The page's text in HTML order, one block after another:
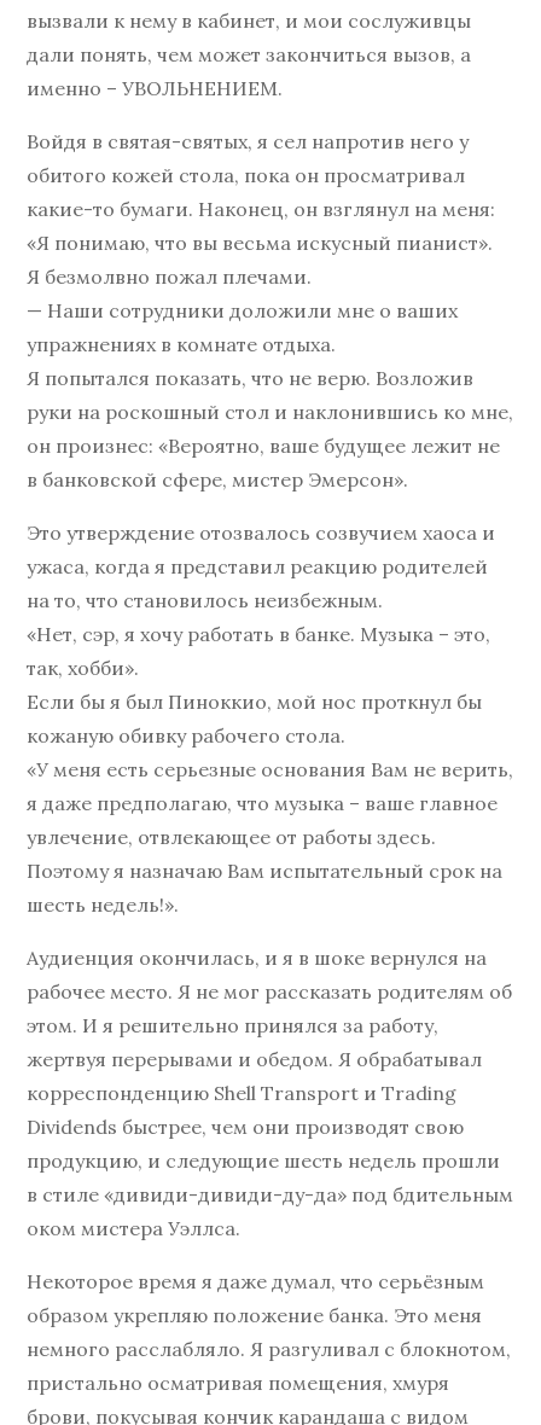
вызвали к нему в кабинет, и мои сослуживцы
дали понять, чем может закончиться вызов, а
именно – УВОЛЬНЕНИЕМ.
Войдя в святая-святых, я сел напротив него у
обитого кожей стола, пока он просматривал
какие-то бумаги. Наконец, он взглянул на меня:
«Я понимаю, что вы весьма искусный пианист».
Я безмолвно пожал плечами.
— Наши сотрудники доложили мне о ваших
упражнениях в комнате отдыха.
Я попытался показать, что не верю. Возложив
руки на роскошный стол и наклонившись ко мне,
он произнес: «Вероятно, ваше будущее лежит не
в банковской сфере, мистер Эмерсон».
Это утверждение отозвалось созвучием хаоса и
ужаса, когда я представил реакцию родителей
на то, что становилось неизбежным.
«Нет, сэр, я хочу работать в банке. Музыка – это,
так, хобби».
Если бы я был Пиноккио, мой нос проткнул бы
кожаную обивку рабочего стола.
«У меня есть серьезные основания Вам не верить,
я даже предполагаю, что музыка – ваше главное
увлечение, отвлекающее от работы здесь.
Поэтому я назначаю Вам испытательный срок на
шесть недель!».
Аудиенция окончилась, и я в шоке вернулся на
рабочее место. Я не мог рассказать родителям об
этом. И я решительно принялся за работу,
жертвуя перерывами и обедом. Я обрабатывал
корреспонденцию Shell Transport и Trading
Dividends быстрее, чем они производят свою
продукцию, и следующие шесть недель прошли
в стиле «дивиди-дивиди-ду-да» под бдительным
оком мистера Уэллса.
Некоторое время я даже думал, что серьёзным
образом укрепляю положение банка. Это меня
немного расслабляло. Я разгуливал с блокнотом,
пристально осматривая помещения, хмуря
брови, покусывая кончик карандаша с видом